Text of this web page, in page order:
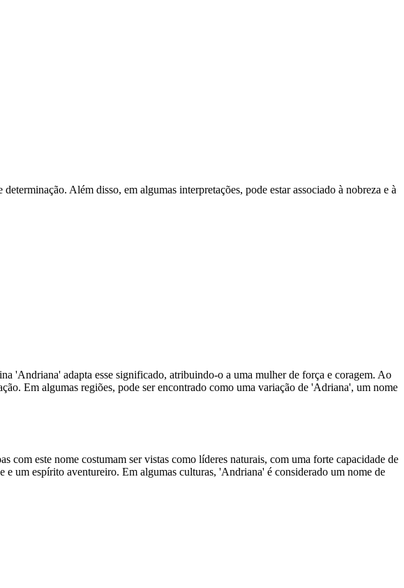
Além disso, em algumas interpretações, pode estar associado à nobreza e à
'Andriana' adapta esse significado, atribuindo-o a uma mulher de força e coragem. Ao
Em algumas regiões, pode ser encontrado como uma variação de 'Adriana', um nome
com este nome costumam ser vistas como líderes naturais, com uma forte capacidade de
um espírito aventureiro. Em algumas culturas, 'Andriana' é considerado um nome de